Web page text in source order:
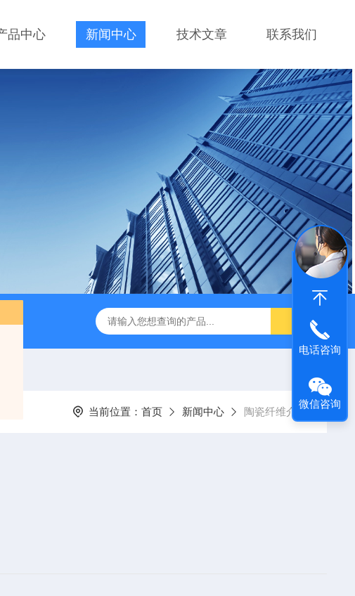
品中心 新闻中心 技术文章 联系我们
炉灰分测定仪 GDJ6010高低温交变试验箱daohan冷热交变测试箱
当前位置： 首页 新闻中心 陶瓷纤维介绍
电话咨询
微信咨询